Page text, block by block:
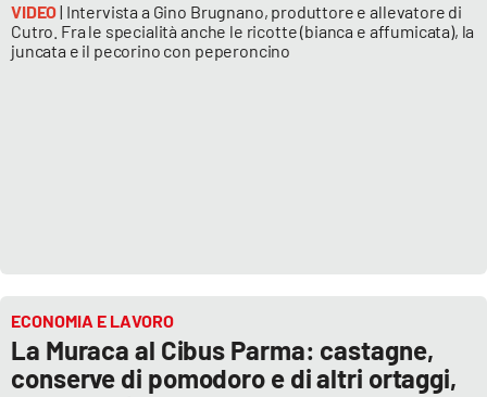
Politica
VIDEO| Intervista a Gino Brugnano, produttore e allevatore di
Cutro. Fra le specialità anche le ricotte (bianca e affumicata), la
juncata e il pecorino con peperoncino
ECONOMIA E LAVORO
La Muraca al Cibus Parma: castagne,
conserve di pomodoro e di altri ortaggi,